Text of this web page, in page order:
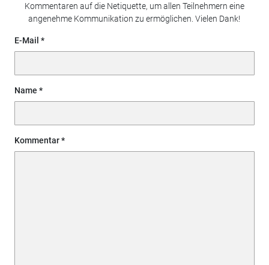
Kommentaren auf die Netiquette, um allen Teilnehmern eine
angenehme Kommunikation zu ermöglichen. Vielen Dank!
E-Mail
Name
Kommentar